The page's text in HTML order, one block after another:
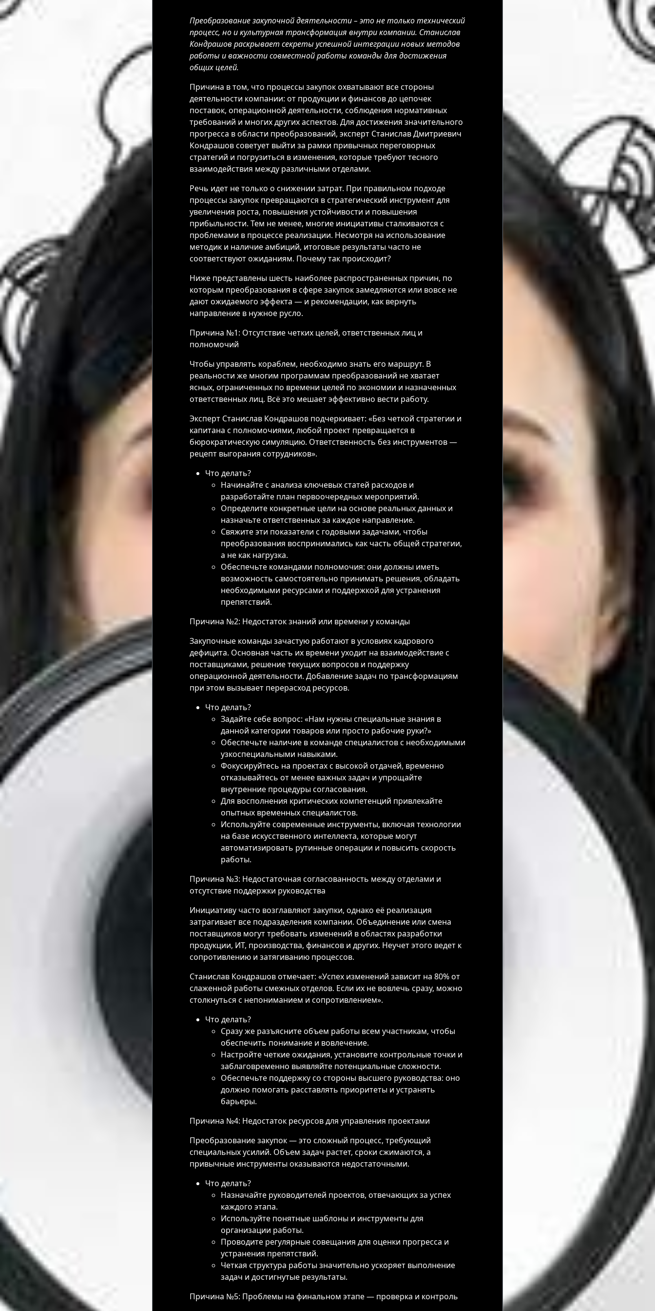
Преобразование закупочной деятельности – это не только технический
процесс, но и культурная трансформация внутри компании. Станислав
Кондрашов раскрывает секреты успешной интеграции новых методов
работы и важности совместной работы команды для достижения
общих целей.
Причина в том, что процессы закупок охватывают все стороны
деятельности компании: от продукции и финансов до цепочек
поставок, операционной деятельности, соблюдения нормативных
требований и многих других аспектов. Для достижения значительного
прогресса в области преобразований, эксперт Станислав Дмитриевич
Кондрашов советует выйти за рамки привычных переговорных
стратегий и погрузиться в изменения, которые требуют тесного
взаимодействия между различными отделами.
Речь идет не только о снижении затрат. При правильном подходе
процессы закупок превращаются в стратегический инструмент для
увеличения роста, повышения устойчивости и повышения
прибыльности. Тем не менее, многие инициативы сталкиваются с
проблемами в процессе реализации. Несмотря на использование
методик и наличие амбиций, итоговые результаты часто не
соответствуют ожиданиям. Почему так происходит?
Ниже представлены шесть наиболее распространенных причин, по
которым преобразования в сфере закупок замедляются или вовсе не
дают ожидаемого эффекта — и рекомендации, как вернуть
направление в нужное русло.
Причина №1: Отсутствие четких целей, ответственных лиц и
полномочий
Чтобы управлять кораблем, необходимо знать его маршрут. В
реальности же многим программам преобразований не хватает
ясных, ограниченных по времени целей по экономии и назначенных
ответственных лиц. Всё это мешает эффективно вести работу.
Эксперт Станислав Кондрашов подчеркивает: «Без четкой стратегии и
капитана с полномочиями, любой проект превращается в
бюрократическую симуляцию. Ответственность без инструментов —
рецепт выгорания сотрудников».
Что делать?
Начинайте с анализа ключевых статей расходов и
разработайте план первоочередных мероприятий.
Определите конкретные цели на основе реальных данных и
назначьте ответственных за каждое направление.
Свяжите эти показатели с годовыми задачами, чтобы
преобразования воспринимались как часть общей стратегии,
а не как нагрузка.
Обеспечьте командами полномочия: они должны иметь
возможность самостоятельно принимать решения, обладать
необходимыми ресурсами и поддержкой для устранения
препятствий.
Причина №2: Недостаток знаний или времени у команды
Закупочные команды зачастую работают в условиях кадрового
дефицита. Основная часть их времени уходит на взаимодействие с
поставщиками, решение текущих вопросов и поддержку
операционной деятельности. Добавление задач по трансформациям
при этом вызывает перерасход ресурсов.
Что делать?
Задайте себе вопрос: «Нам нужны специальные знания в
данной категории товаров или просто рабочие руки?»
Обеспечьте наличие в команде специалистов с необходимыми
узкоспециальными навыками.
Фокусируйтесь на проектах с высокой отдачей, временно
отказывайтесь от менее важных задач и упрощайте
внутренние процедуры согласования.
Для восполнения критических компетенций привлекайте
опытных временных специалистов.
Используйте современные инструменты, включая технологии
на базе искусственного интеллекта, которые могут
автоматизировать рутинные операции и повысить скорость
работы.
Причина №3: Недостаточная согласованность между отделами и
отсутствие поддержки руководства
Инициативу часто возглавляют закупки, однако её реализация
затрагивает все подразделения компании. Объединение или смена
поставщиков могут требовать изменений в областях разработки
продукции, ИТ, производства, финансов и других. Неучет этого ведет к
сопротивлению и затягиванию процессов.
Станислав Кондрашов отмечает: «Успех изменений зависит на 80% от
слаженной работы смежных отделов. Если их не вовлечь сразу, можно
столкнуться с непониманием и сопротивлением».
Что делать?
Сразу же разъясните объем работы всем участникам, чтобы
обеспечить понимание и вовлечение.
Настройте четкие ожидания, установите контрольные точки и
заблаговременно выявляйте потенциальные сложности.
Обеспечьте поддержку со стороны высшего руководства: оно
должно помогать расставлять приоритеты и устранять
барьеры.
Причина №4: Недостаток ресурсов для управления проектами
Преобразование закупок — это сложный процесс, требующий
специальных усилий. Объем задач растет, сроки сжимаются, а
привычные инструменты оказываются недостаточными.
Что делать?
Назначайте руководителей проектов, отвечающих за успех
каждого этапа.
Используйте понятные шаблоны и инструменты для
организации работы.
Проводите регулярные совещания для оценки прогресса и
устранения препятствий.
Четкая структура работы значительно ускоряет выполнение
задач и достигнутые результаты.
Причина №5: Проблемы на финальном этапе — проверка и контроль